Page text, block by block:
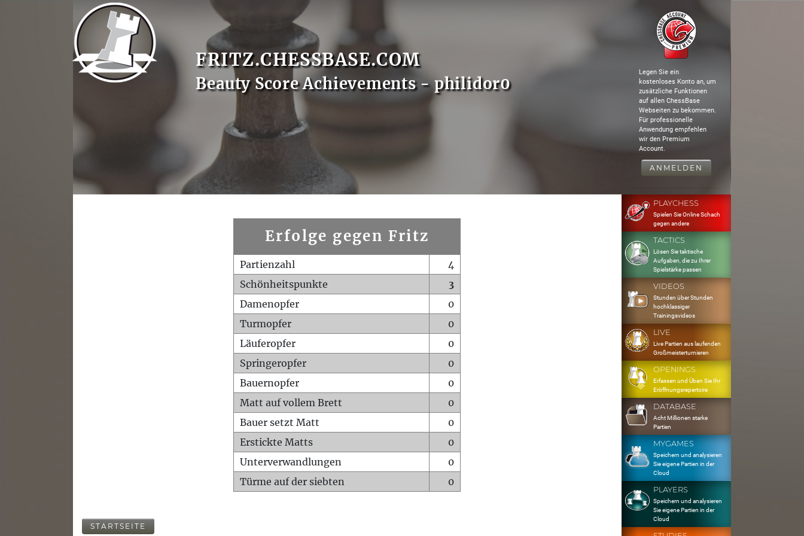
FRITZ.CHESSBASE.COM
Beauty Score Achievements - philidor0
Legen Sie ein
kostenloses Konto an, um
zusätzliche Funktionen
auf allen ChessBase
Webseiten zu bekommen.
Für professionelle
Anwendung empfehlen
wir den Premium
Account.
ANMELDEN
Erfolge gegen Fritz
Partienzahl
4
Schönheitspunkte
3
Damenopfer
0
Turmopfer
0
Läuferopfer
0
Springeropfer
0
Bauernopfer
0
Matt auf vollem Brett
0
Bauer setzt Matt
0
Erstickte Matts
0
Unterverwandlungen
0
Türme auf der siebten
0
STARTSEITE
PLAYCHESS
Spielen Sie Online Schach
gegen andere
TACTICS
Lösen Sie taktische
Aufgaben, die zu Ihrer
Spielstärke passen
VIDEOS
Stunden über Stunden
hochklassiger
Trainingsvideos
LIVE
Live Partien aus laufenden
Großmeisterturnieren
OPENINGS
Erfassen und Üben Sie Ihr
Eröffnungsrepertoire
DATABASE
Acht Millionen starke
Partien
MYGAMES
Speichern und analysieren
Sie eigene Partien in der
Cloud
PLAYERS
Speichern und analysieren
Sie eigene Partien in der
Cloud